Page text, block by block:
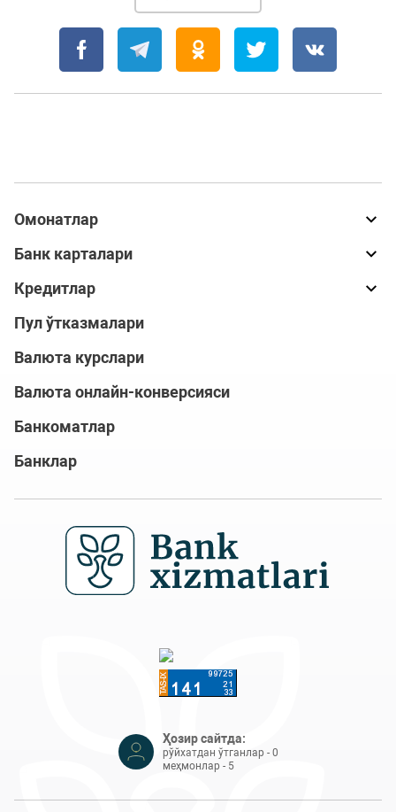
Омонатлар
Банк карталари
Кредитлар
Пул ўтказмалари
Валюта курслари
Валюта онлайн-конверсияси
Банкоматлар
Банклар
Ҳозир сайтда:
рўйхатдан ўтганлар - 0
меҳмонлар - 5